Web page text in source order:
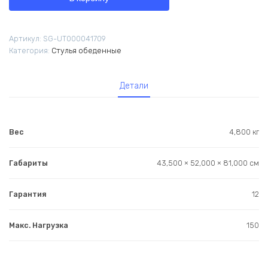
обеденный
NC
Артикул: SG-UT000041709
Категория: Стулья обеденные
Детали
Вес 4,800 кг
Габариты 43,500 × 52,000 × 81,000 см
Гарантия 12
Макс. Нагрузка 150